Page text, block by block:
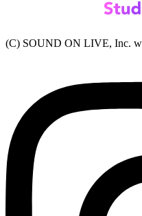
(C) SOUND ON LIVE, Inc.